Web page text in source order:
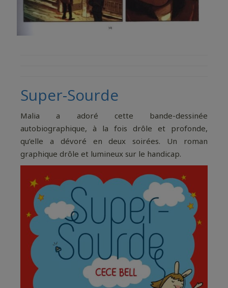
Super-Sourde
Malia a adoré cette bande-dessinée
autobiographique, à la fois drôle et profonde,
qu’elle a dévoré en deux soirées. Un roman
graphique drôle et lumineux sur le handicap.